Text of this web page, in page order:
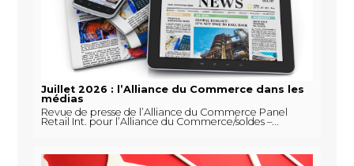
Juillet 2026 : l’Alliance du Commerce dans les
médias
Revue de presse de l’Alliance du Commerce Panel
Retail Int. pour l’Alliance du Commerce/soldes –...